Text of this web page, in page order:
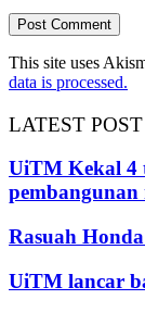
This site uses
data is processed.
LATEST POST
UiTM Kekal 4
Rasuah
UiTM lancar